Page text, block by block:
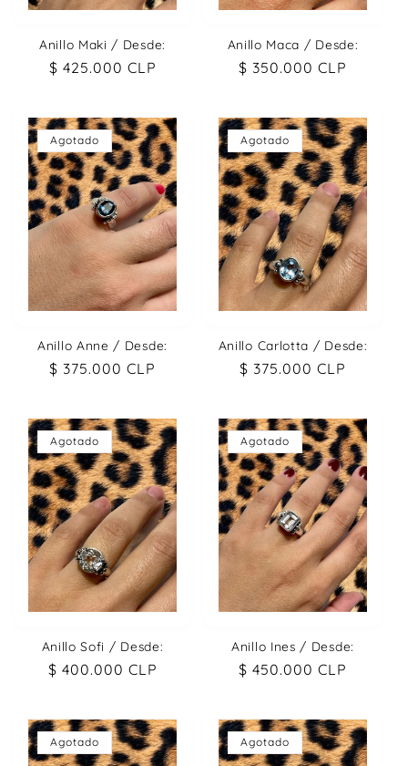
Anillo Maki / Desde:
Precio
$ 425.000 CLP
Anillo Maca / Desde:
Precio
$ 350.000 CLP
Agotado
Anillo Anne / Desde:
Precio
$ 375.000 CLP
Agotado
Anillo Carlotta / Desde:
Precio
$ 375.000 CLP
Agotado
Anillo Sofi / Desde:
Precio
$ 400.000 CLP
Agotado
Anillo Ines / Desde:
Precio
$ 450.000 CLP
Agotado Agotado